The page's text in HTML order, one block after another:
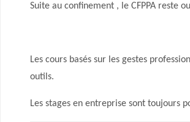
Suite au confinement , le CFPPA reste
Les cours basés sur les gestes
outils.
Les stages en entreprise sont toujours